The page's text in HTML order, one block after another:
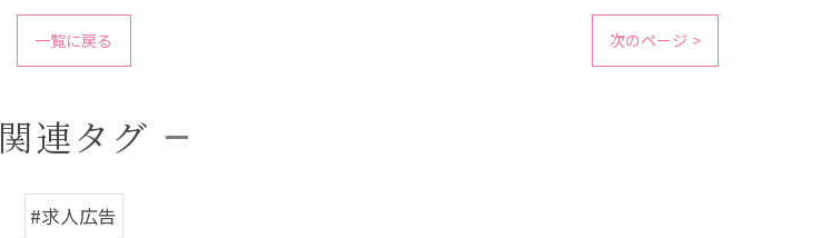
一覧に戻る 次のページ >
関連タグ
#求人広告